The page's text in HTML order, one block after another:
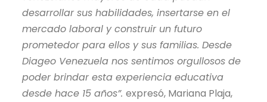
desarrollar sus habilidades, insertarse en el
mercado laboral y construir un futuro
prometedor para ellos y sus familias. Desde
Diageo Venezuela nos sentimos orgullosos de
poder brindar esta experiencia educativa
desde hace 15 años”.expresó, Mariana Plaja,